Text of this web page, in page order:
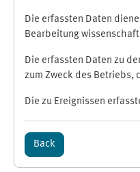
Die erfassten Daten
Bearbeitung
Die erfassten Daten zu
zum Zweck des Betriebs,
Die zu Ereignissen
Back